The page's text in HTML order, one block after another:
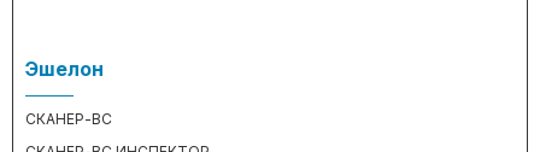
Эшелон
СКАНЕР-ВС